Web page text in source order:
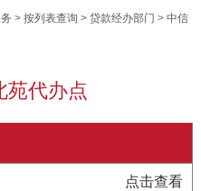
> 按列表查询 > 贷款经办部门 > 中信
苑代办点
点击查看